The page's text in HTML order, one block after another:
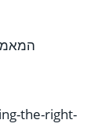
the-right-